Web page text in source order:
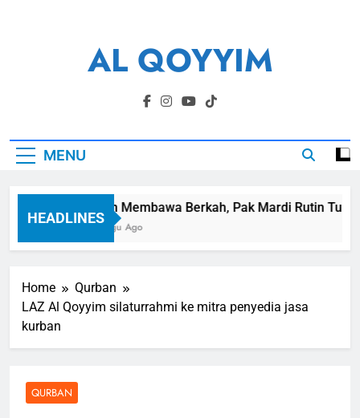
AL QOYYIM
Yayasan Al Qoyyim Sukoharjo
MENU
HEADLINES
Panen Membawa Berkah, Pak Mardi Rutin
1 Minggu Ago
Home
Qurban
LAZ Al Qoyyim silaturrahmi ke mitra penyedia jasa
kurban
QURBAN